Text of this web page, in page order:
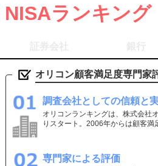
NISAランキング
オリコン顧客満足度専門家
調査会社としての信頼と
オリコンランキングは、株式会社
りスタート。2006年からは顧客満
専門家による評価